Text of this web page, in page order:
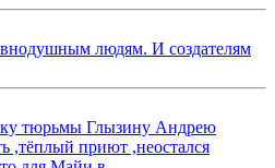
людям. И создателям
тюрьмы Глызину Андрею
,тёплый приют ,неостался